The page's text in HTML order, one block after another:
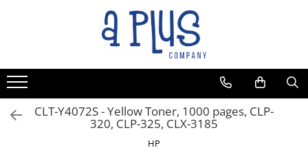
CLT-Y4072S - Yellow Toner, 1000 pages, CLP-
320, CLP-325, CLX-3185
HP